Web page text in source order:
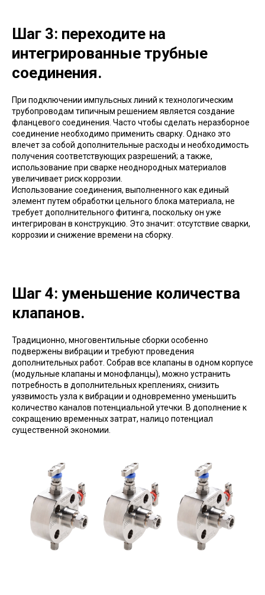
Шаг 3: переходите на
интегрированные трубные
соединения.
При подключении импульсных линий к технологическим
трубопроводам типичным решением является создание
фланцевого соединения. Часто чтобы сделать неразборное
соединение необходимо применить сварку. Однако это
влечет за собой дополнительные расходы и необходимость
получения соответствующих разрешений; а также,
использование при сварке неоднородных материалов
увеличивает риск коррозии.
Использование соединения, выполненного как единый
элемент путем обработки цельного блока материала, не
требует дополнительного фитинга, поскольку он уже
интегрирован в конструкцию. Это значит: отсутствие сварки,
коррозии и снижение времени на сборку.
Шаг 4: уменьшение количества
клапанов.
Традиционно, многовентильные сборки особенно
подвержены вибрации и требуют проведения
дополнительных работ. Собрав все клапаны в одном корпусе
(модульные клапаны и монофланцы), можно устранить
потребность в дополнительных креплениях, снизить
уязвимость узла к вибрации и одновременно уменьшить
количество каналов потенциальной утечки. В дополнение к
сокращению временных затрат, налицо потенциал
существенной экономии.